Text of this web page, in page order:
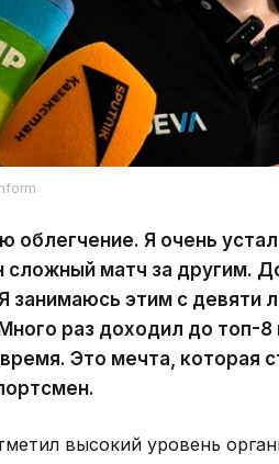
Я очень
сложный матч за другим.
занимаюсь этим с девяти
раз доходил до топ-
Это мечта, которая
высокий уровень